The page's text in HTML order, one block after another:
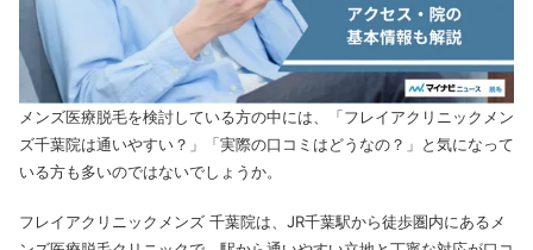
メンズ医療脱毛を検討している方の中には、「フレイアクリニックメン
ズ千葉院は通いやすい？」「実際の口コミはどうなの？」と気になって
いる方も多いのではないでしょうか。
フレイアクリニックメンズ 千葉院は、JR千葉駅から徒歩圏内にあるメ